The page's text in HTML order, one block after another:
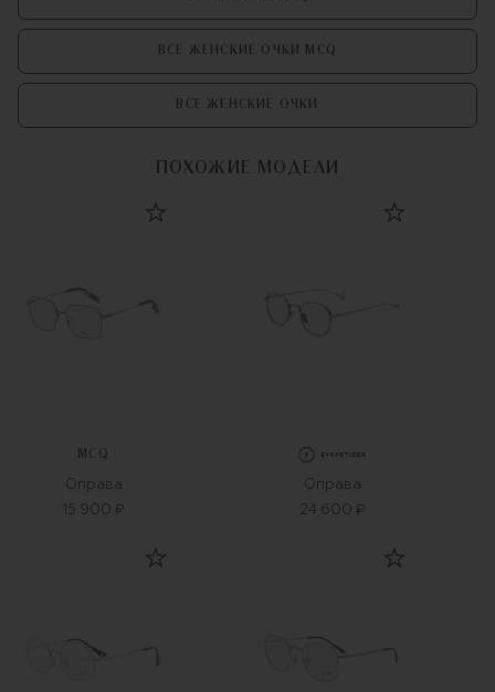
ВСЕ ЖЕНСКИЕ ОЧКИ MCQ
ВСЕ ЖЕНСКИЕ ОЧКИ
ПОХОЖИЕ МОДЕЛИ
MCQ
Оправа
15 900 ₽
Оправа
24 600 ₽